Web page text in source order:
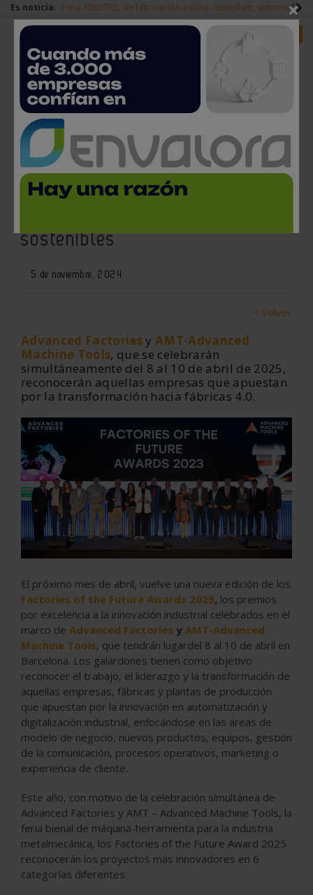
Es noticia: Feria ADDITED, de fabricación aditiva Sisteplant,
Redes Sociales Login empresas
AMT2025 premiará las
soluciones de máquina-
sostenibles
5 de noviembre, 2024
< Volver
Advanced Factoriesy AMT-Advanced
Machine Tools, que se celebrarán
simultáneamente del 8 al 10 de abril de 2025,
reconocerán aquellas empresas que apuestan
por la transformación hacia fábricas 4.0.
El próximo mes de abril, vuelve una nueva edición de los
Factories of the Future Awards 2025, los premios
por excelencia a la innovación industrial celebrados en el
marco de Advanced Factories y AMT-Advanced
Machine Tools, que tendrán lugardel 8 al 10 de abril en
Barcelona. Los galardones tienen como objetivo
reconocer el trabajo, el liderazgo y la transformación de
aquellas empresas, fábricas y plantas de producción
que apuestan por la innovación en automatización y
digitalización industrial, enfocándose en las áreas de
modelo de negocio, nuevos productos, equipos, gestión
de la comunicación, procesos operativos, marketing o
experiencia de cliente.
Este año, con motivo de la celebración simultánea de
Advanced Factories y AMT – Advanced Machine Tools, la
feria bienal de máquina-herramienta para la industria
metalmecánica, los Factories of the Future Award 2025
reconocerán los proyectos más innovadores en 6
categorías diferentes:
×